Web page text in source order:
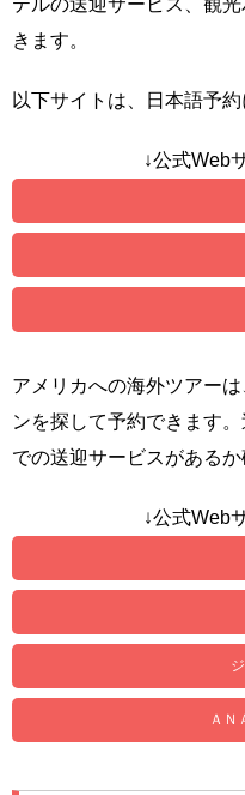
テルの送迎サービス、観
きます。
以下サイトは、日本語予約
↓公式Web
アメリカへの海外ツアー
ンを探して予約できます
での送迎サービスがあるか
↓公式Web
ＡＮ